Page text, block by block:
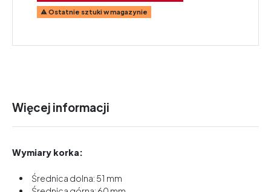
 Ostatnie sztuki w magazynie
Więcej informacji
Wymiary korka:
Średnica dolna: 51 mm